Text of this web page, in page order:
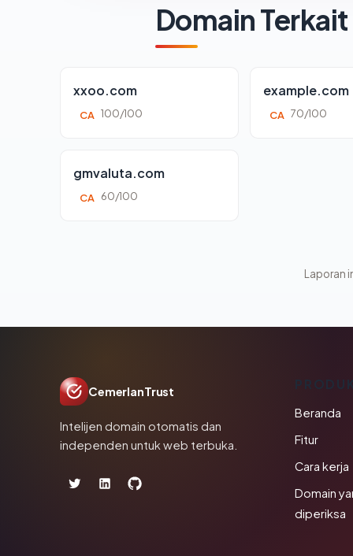
Domain Terkait
xxoo.com
CA 100/100
example.com
CA 70/100
gmvaluta.com
CA 60/100
Laporan
CemerlanTrust
Intelijen domain otomatis dan
independen untuk web terbuka.
Beranda
Fitur
Cara kerja
Domain
diperiksa